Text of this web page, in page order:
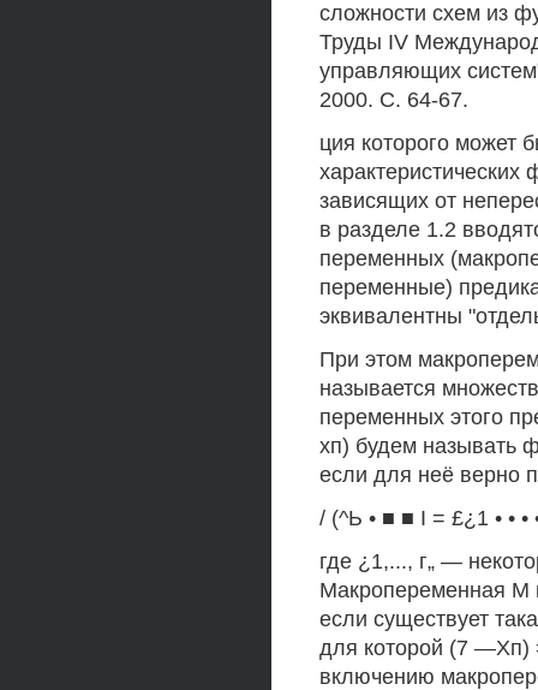
сложности схем из
Труды IV
управляющих
2000. С. 64-67.
ция которого может
зависящих от
в разделе 1.2
переменных
переменные)
эквивалентны
При этом
называется
переменных этого
хп) будем называть
если для неё верно
/ (^Ь • ■ ■ I = £¿1 • • •
где ¿1,..., г„ —
Макропеременная М
если существует
для которой (7 —Хп)
включению